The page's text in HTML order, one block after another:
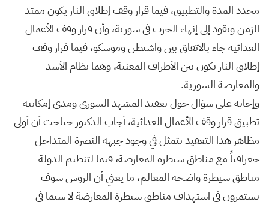
محدد المدة والتطبيق، فيما قرار وقف إطلاق النار يكون ممتد
الزمن ويقود إلى إنهاء الحرب في سورية، وأن قرار وقف الأعمال
العدائية جاء بالاتفاق بين واشنطن وموسكو، فيما قرار وقف
إطلاق النار يكون بين الأطراف المعنية، وهما نظام الأسد
والمعارضة السورية.
وإجابة على سؤال حول تعقيد المشهد السوري ومدى إمكانية
تطبيق قرار وقف الأعمال العدائية، أجاب الدكتور حتاحت أن أولى
مظاهر هذا التعقيد تتمثل في وجود جبهة النصرة المتداخل
جغرافياً مع مناطق سيطرة المعارضة، فيما لتنظيم الدولة
مناطق سيطرة واضحة المعالم، ما يعني أن الروس سوف
يستمرون في استهداف مناطق سيطرة المعارضة لا سيما في